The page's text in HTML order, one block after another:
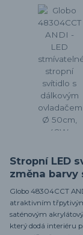
Stropní LED
změna barvy
Globo 48304CCT
atraktivním
saténovým
který dodá interiéru